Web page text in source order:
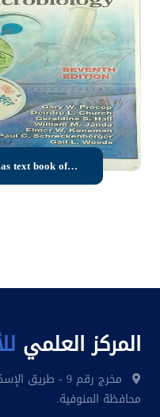
of
المركز العلمي
مخرج رقم 9 -
محافظة المنوفية.